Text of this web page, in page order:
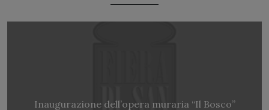
Inaugurazione dell’opera muraria “Il Bosco”